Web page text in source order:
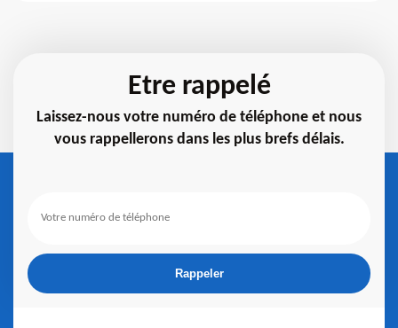
Etre rappelé
Laissez-nous votre numéro de téléphone et nous
vous rappellerons dans les plus brefs délais.